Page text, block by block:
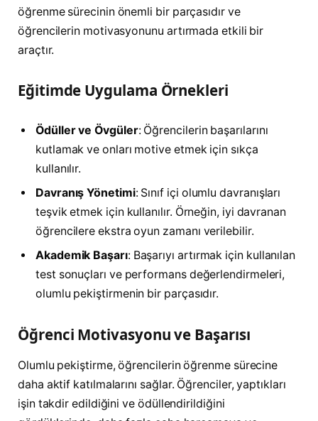
öğrenme sürecinin önemli bir parçasıdır ve
öğrencilerin motivasyonunu artırmada etkili bir
araçtır.
Eğitimde Uygulama Örnekleri
Ödüller ve Övgüler: Öğrencilerin başarılarını
kutlamak ve onları motive etmek için sıkça
kullanılır.
Davranış Yönetimi: Sınıf içi olumlu davranışları
teşvik etmek için kullanılır. Örneğin, iyi davranan
öğrencilere ekstra oyun zamanı verilebilir.
Akademik Başarı: Başarıyı artırmak için kullanılan
test sonuçları ve performans değerlendirmeleri,
olumlu pekiştirmenin bir parçasıdır.
Öğrenci Motivasyonu ve Başarısı
Olumlu pekiştirme, öğrencilerin öğrenme sürecine
daha aktif katılmalarını sağlar. Öğrenciler, yaptıkları
işin takdir edildiğini ve ödüllendirildiğini